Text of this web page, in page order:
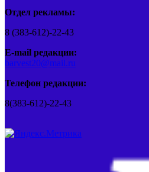
Отдел рекламы:
8 (383-612)-22-43
E-mail редакции:
barvest20@mail.ru
Телефон редакции:
8(383-612)-22-43